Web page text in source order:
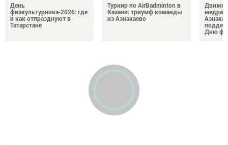
День
физкультурника‑2026: где
и как отпразднуют в
Татарстане
Турнир по AirBadminton в
Казани: триумф команды
из Азнакаево
Дню